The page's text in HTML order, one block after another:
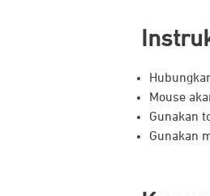
Mouse
Gunakan
Gunakan